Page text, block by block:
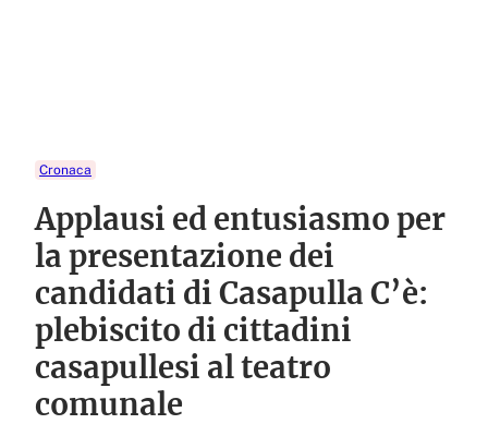
Cronaca
Applausi ed entusiasmo per
la presentazione dei
candidati di Casapulla C’è:
plebiscito di cittadini
casapullesi al teatro
comunale